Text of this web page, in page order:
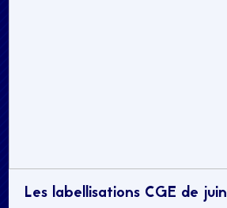
Les labellisations CGE de juin